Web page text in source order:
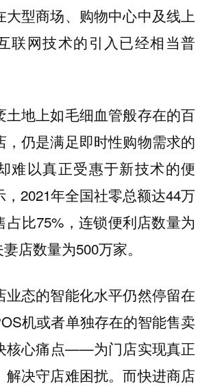
大型商场、购物中心中及线上
联网技术的引入已经相当普
土地上如毛细血管般存在的百
，仍是满足即时性购物需求的
难以真正受惠于新技术的便
2021年全国社零总额达44万
占比75%，连锁便利店数量为
店数量为500万家。
业态的智能化水平仍然停留在
机或者单独存在的智能售卖
核心痛点——为门店实现真正
解决守店难困扰。而快进商店